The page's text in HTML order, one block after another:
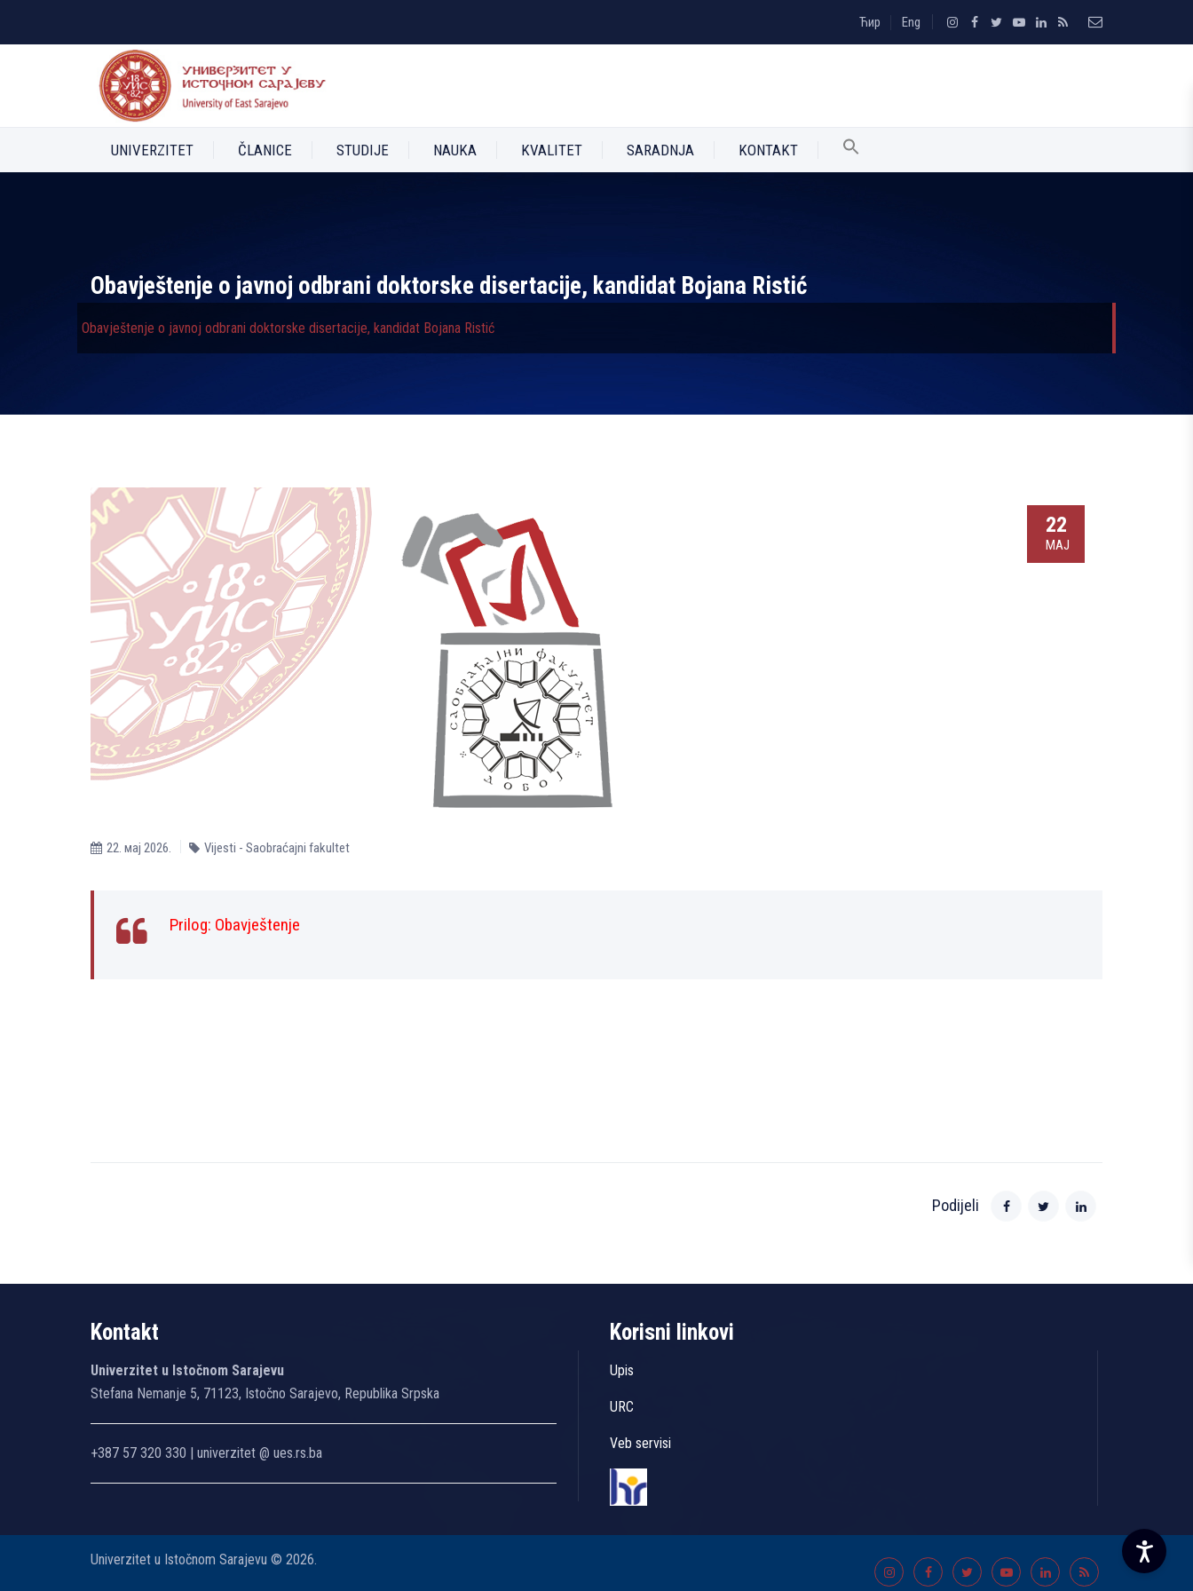
Ћир Eng
UNIVERZITET ČLANICE STUDIJE NAUKA KVALITET SARADNJA KONTAKT
Obavještenje o javnoj odbrani doktorske disertacije, kandidat Bojana Ristić
Obavještenje o javnoj odbrani doktorske disertacije, kandidat Bojana Ristić
22
МАЈ
22. мај 2026. Vijesti - Saobraćajni fakultet
Prilog: Obavještenje
Podijeli
Kontakt
Univerzitet u Istočnom Sarajevu
Stefana Nemanje 5, 71123, Istočno Sarajevo, Republika Srpska
+387 57 320 330 | univerzitet @ ues.rs.ba
Korisni linkovi
Upis
URC
Veb servisi
Univerzitet u Istočnom Sarajevu © 2026.